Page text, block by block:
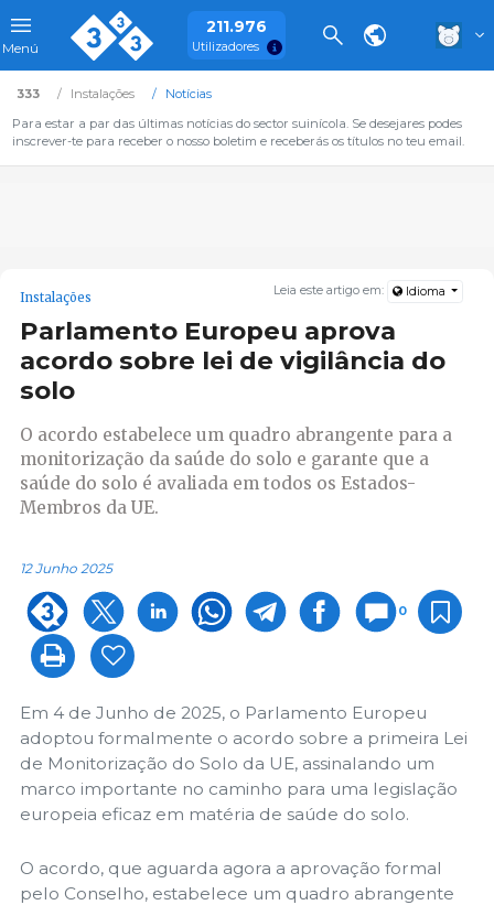
Menú
211.976
Utilizadores
333 Instalações
Notícias
Para estar a par das últimas notícias do sector suinícola. Se desejares podes
inscrever-te para receber o nosso boletim e receberás os títulos no teu email.
Leia este artigo em: Idioma
Instalações
Parlamento Europeu aprova
acordo sobre lei de vigilância do
solo
O acordo estabelece um quadro abrangente para a
monitorização da saúde do solo e garante que a
saúde do solo é avaliada em todos os Estados-
Membros da UE.
12 Junho 2025
0
Em 4 de Junho de 2025, o Parlamento Europeu
adoptou formalmente o acordo sobre a primeira Lei
de Monitorização do Solo da UE, assinalando um
marco importante no caminho para uma legislação
europeia eficaz em matéria de saúde do solo.
O acordo, que aguarda agora a aprovação formal
pelo Conselho, estabelece um quadro abrangente